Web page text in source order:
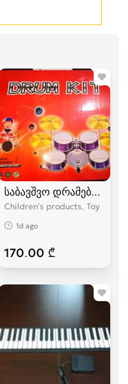
ბავშვებისთვის.
საბავშვო დრამები,
Children’s products, Toy
1d ago
170.00 ₾